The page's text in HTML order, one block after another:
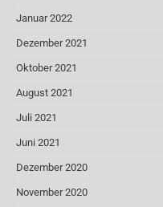
Januar 2022
Dezember 2021
Oktober 2021
August 2021
Juli 2021
Juni 2021
Dezember 2020
November 2020